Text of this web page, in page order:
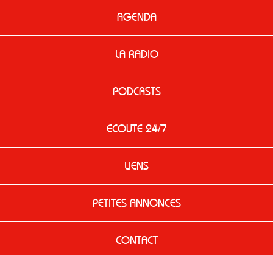
AGENDA
LA RADIO
PODCASTS
ECOUTE 24/7
LIENS
PETITES ANNONCES
CONTACT